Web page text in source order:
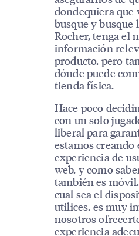
dondequiera que
busque y busque
Rocher, tenga el
información
producto, pero
dónde puede
tienda física.
Hace poco
con un solo
liberal para
estamos creando
experiencia de
web, y como
también es móvil.
cual sea el
utilices, es muy
nosotros
experiencia